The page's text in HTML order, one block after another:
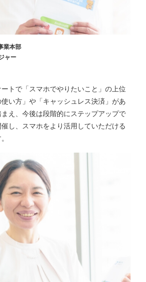
業本部
ャー
トで「スマホでやりたいこと」の上位
い方」や「キャッシュレス決済」があ
え、今後は段階的にステップアップで
し、スマホをより活用していただける